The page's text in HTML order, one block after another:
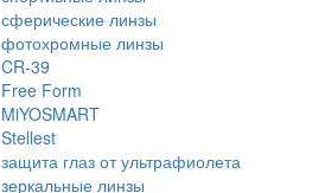
сферические линзы
фотохромные линзы
CR-39
Free Form
MiYOSMART
Stellest
защита глаз от ультрафиолета
зеркальные линзы